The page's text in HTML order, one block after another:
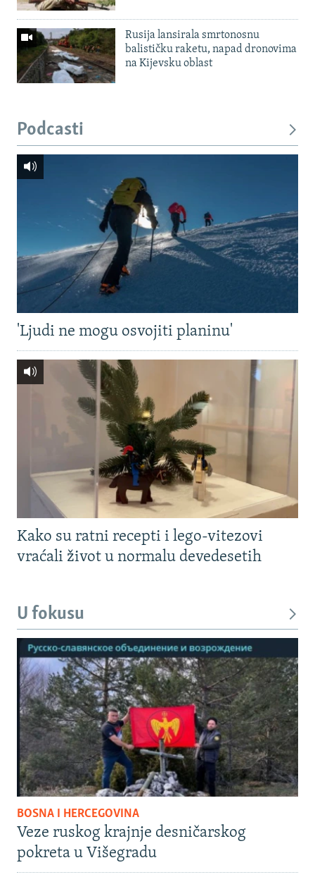
Rusija lansirala smrtonosnu
balističku raketu, napad dronovima
na Kijevsku oblast
Podcasti
'Ljudi ne mogu osvojiti planinu'
Kako su ratni recepti i lego-vitezovi
vraćali život u normalu devedesetih
U fokusu
BOSNA I HERCEGOVINA
Veze ruskog krajnje desničarskog
pokreta u Višegradu